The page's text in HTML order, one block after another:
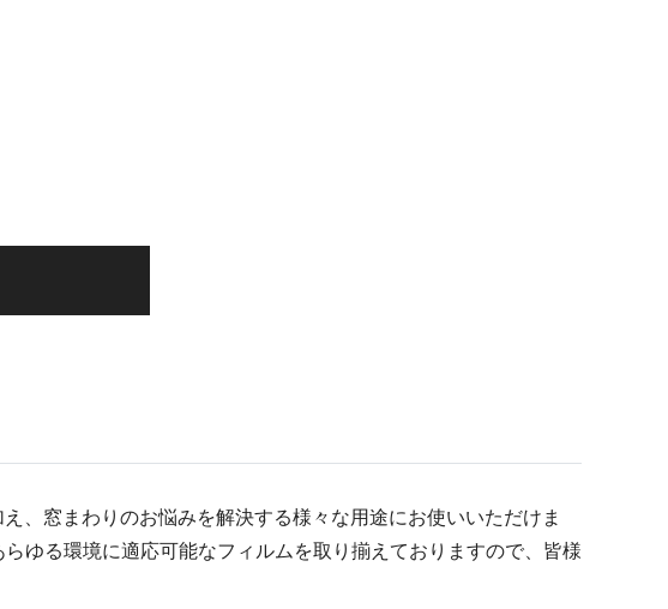
窓まわりのお悩みを解決する様々な用途にお使いいただけま
ゆる環境に適応可能なフィルムを取り揃えておりますので、皆様